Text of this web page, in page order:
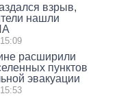
взрыв,
нашли
расширили
пунктов
эвакуации